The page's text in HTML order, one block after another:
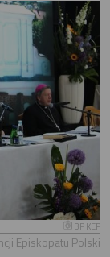
BP KEP
Episkopatu Polski